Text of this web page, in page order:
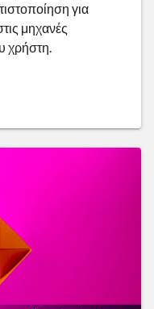
για
μηχανές
χρήστη.